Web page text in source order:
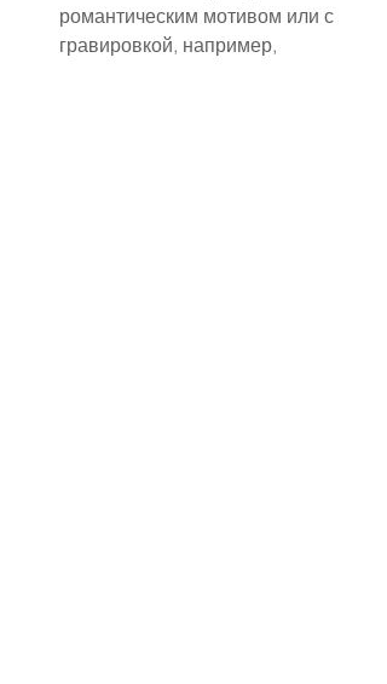
романтическим мотивом или с
гравировкой, например,